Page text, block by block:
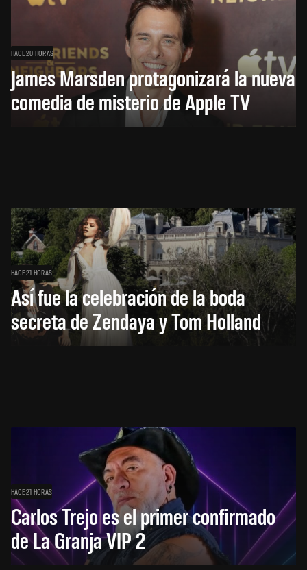
HACE 20 HORAS
James Marsden protagonizará la nueva
comedia de misterio de Apple TV
HACE 21 HORAS
Así fue la celebración de la boda
secreta de Zendaya y Tom Holland
HACE 21 HORAS
Carlos Trejo es el primer confirmado
de La Granja VIP 2